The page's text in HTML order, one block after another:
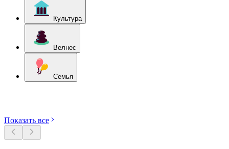
Культура
Велнес
Семья
Показать все